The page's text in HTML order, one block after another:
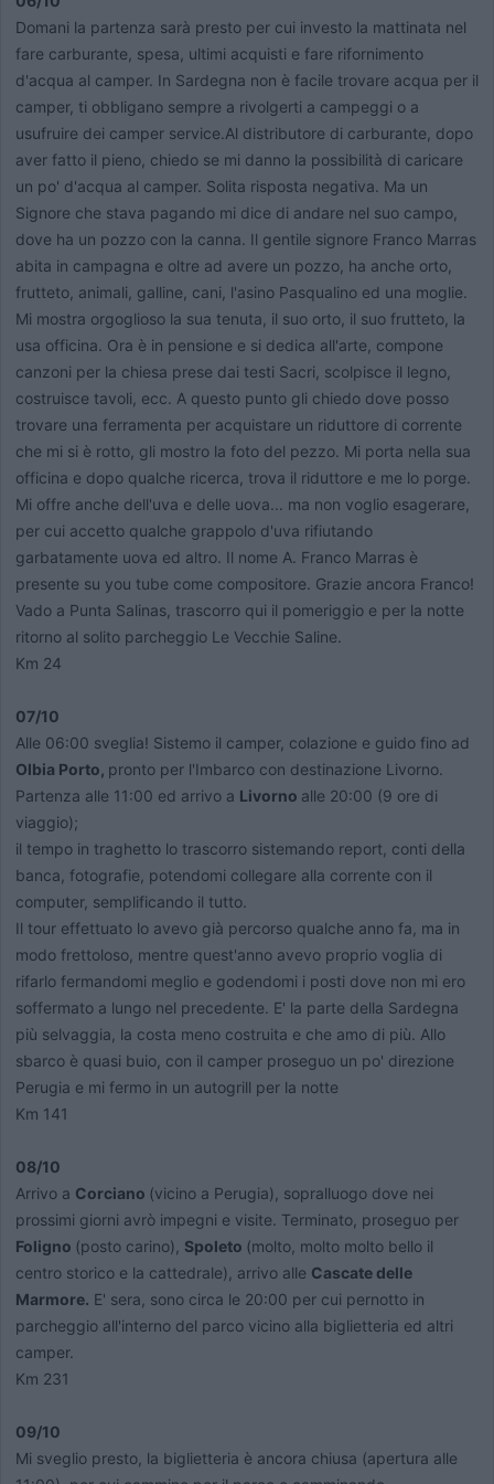
Domani la partenza sarà presto per cui investo la mattinata nel
fare carburante, spesa, ultimi acquisti e fare rifornimento
d'acqua al camper. In Sardegna non è facile trovare acqua per il
camper, ti obbligano sempre a rivolgerti a campeggi o a
usufruire dei camper service.Al distributore di carburante, dopo
aver fatto il pieno, chiedo se mi danno la possibilità di caricare
un po' d'acqua al camper. Solita risposta negativa. Ma un
Signore che stava pagando mi dice di andare nel suo campo,
dove ha un pozzo con la canna. Il gentile signore Franco Marras
abita in campagna e oltre ad avere un pozzo, ha anche orto,
frutteto, animali, galline, cani, l'asino Pasqualino ed una moglie.
Mi mostra orgoglioso la sua tenuta, il suo orto, il suo frutteto, la
usa officina. Ora è in pensione e si dedica all'arte, compone
canzoni per la chiesa prese dai testi Sacri, scolpisce il legno,
costruisce tavoli, ecc. A questo punto gli chiedo dove posso
trovare una ferramenta per acquistare un riduttore di corrente
che mi si è rotto, gli mostro la foto del pezzo. Mi porta nella sua
officina e dopo qualche ricerca, trova il riduttore e me lo porge.
Mi offre anche dell'uva e delle uova... ma non voglio esagerare,
per cui accetto qualche grappolo d'uva rifiutando
garbatamente uova ed altro. Il nome A. Franco Marras è
presente su you tube come compositore. Grazie ancora Franco!
Vado a Punta Salinas, trascorro qui il pomeriggio e per la notte
ritorno al solito parcheggio Le Vecchie Saline.
Km 24
07/10
Alle 06:00 sveglia! Sistemo il camper, colazione e guido fino ad
Olbia Porto, pronto per l'Imbarco con destinazione Livorno.
Partenza alle 11:00 ed arrivo a Livorno alle 20:00 (9 ore di
viaggio);
il tempo in traghetto lo trascorro sistemando report, conti della
banca, fotografie, potendomi collegare alla corrente con il
computer, semplificando il tutto.
Il tour effettuato lo avevo già percorso qualche anno fa, ma in
modo frettoloso, mentre quest'anno avevo proprio voglia di
rifarlo fermandomi meglio e godendomi i posti dove non mi ero
soffermato a lungo nel precedente. E' la parte della Sardegna
più selvaggia, la costa meno costruita e che amo di più. Allo
sbarco è quasi buio, con il camper proseguo un po' direzione
Perugia e mi fermo in un autogrill per la notte
Km 141
08/10
Arrivo a Corciano (vicino a Perugia), sopralluogo dove nei
prossimi giorni avrò impegni e visite. Terminato, proseguo per
Foligno (posto carino), Spoleto (molto, molto molto bello il
centro storico e la cattedrale), arrivo alle Cascate delle
Marmore. E' sera, sono circa le 20:00 per cui pernotto in
parcheggio all'interno del parco vicino alla biglietteria ed altri
camper.
Km 231
09/10
Mi sveglio presto, la biglietteria è ancora chiusa (apertura alle